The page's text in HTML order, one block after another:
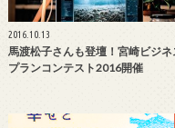
2016.10.13
馬渡松子さんも登壇！宮崎ビジネ
プランコンテスト2016開催